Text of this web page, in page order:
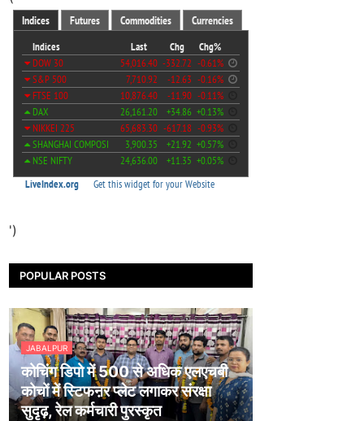
')
POPULAR POSTS
JABALPUR
कोचिंग डिपो में 500 से अधिक एलएचबी
कोचों में स्टिफऩर प्लेट लगाकर संरक्षा
सुदृढ़, रेल कर्मचारी पुरस्कृत